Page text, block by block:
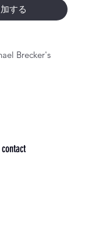
する
Brecker's
contact